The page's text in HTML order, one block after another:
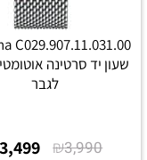
שעון יד סרטינה
לגבר
₪3,990
3,499